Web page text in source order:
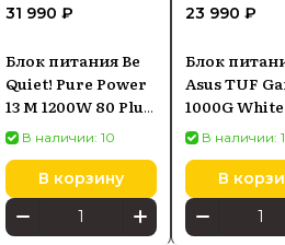
31 990 ₽
Блок питания Be
Quiet! Pure Power
13 M 1200W 80 Plus
GoldВ наличии: 10
В корзину
23 990 ₽
Блок
Asus TUF
1000G White
1000W
В наличии:
В